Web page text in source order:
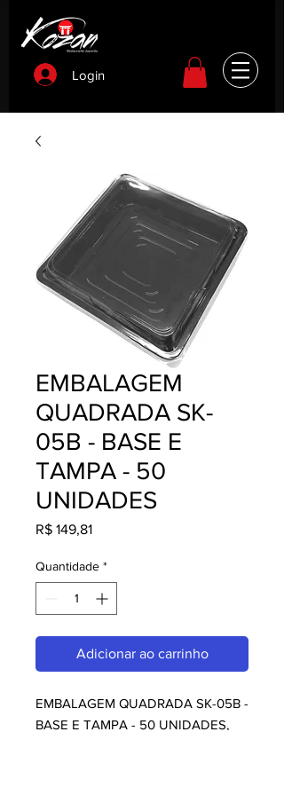
Login
EMBALAGEM
QUADRADA SK-
05B - BASE E
TAMPA - 50
UNIDADES
R$ 149,81Preço
Quantidade *
Adicionar ao carrinho
EMBALAGEM QUADRADA SK-05B -
BASE E TAMPA - 50 UNIDADES,